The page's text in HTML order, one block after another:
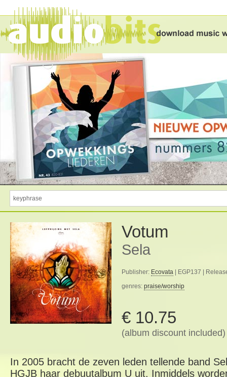
Votum
Sela
Publisher: Ecovata | EGP137 |
genres: praise/worship
€ 10.75
(album discount included)
In 2005 bracht de zeven leden tellende band
HGJB haar debuutalbum U uit. Inmiddels